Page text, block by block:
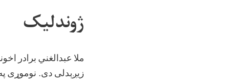
ژوندلیک
ملا عبدالغني برادر
زیږېدلی دی. نوموړی